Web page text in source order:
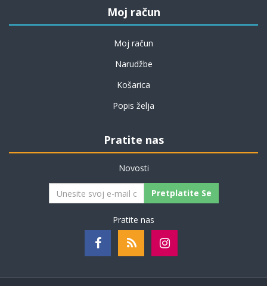
Moj račun
Moj račun
Narudžbe
Košarica
Popis želja
Pratite nas
Novosti
Pretplatite Se
Pratite nas